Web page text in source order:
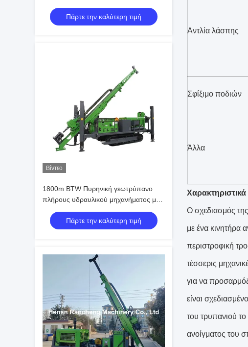
RCJ1000C, γεωτρητικό μηχάνημα
γεωτεχνικών ερευνών, γεωτρητικό
μηχάνημα εξερεύνησης
Πάρτε την καλύτερη τιμή
Βίντεο
1800m BTW Πυρηνική γεωτρύπανο
πλήρους υδραυλικού μηχανήματος με
κινητήρα Cu-mmins 154KW
Πάρτε την καλύτερη τιμή
Αντλία λάσπης
Σφίξιμο ποδιών
Άλλα
Ο σχεδιασμός
με ένα κινητήρα
περιστροφική
τέσσερις
για να
είναι
του τρυπανιού
ανοίγματος του